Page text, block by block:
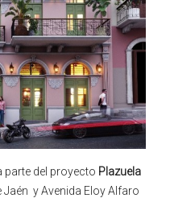
parte del proyecto Plazuela
Jaén y Avenida Eloy Alfaro